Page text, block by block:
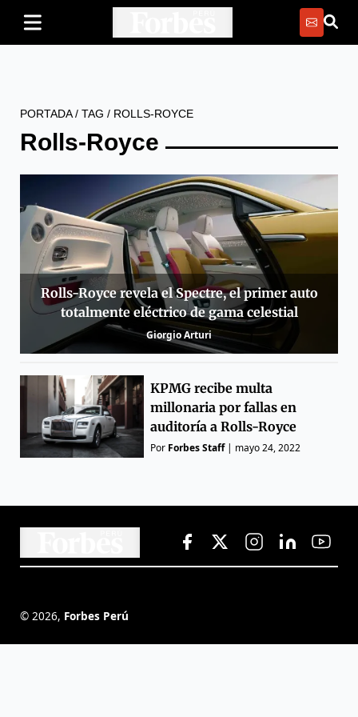
PORTADA/ TAG / ROLLS-ROYCE
Rolls-Royce
Rolls-Royce revela el Spectre, el primer auto
totalmente eléctrico de gama celestial
Giorgio Arturi
KPMG recibe multa
millonaria por fallas en
auditoría a Rolls-Royce
Por Forbes Staff| mayo 24, 2022
© 2026, Forbes Perú